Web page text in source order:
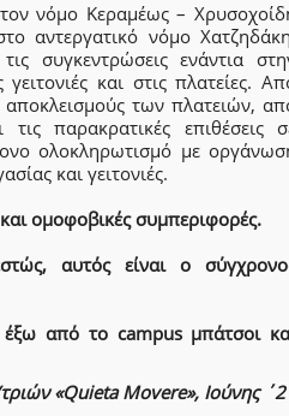
νόμο Κεραμέως –
αντεργατικό νόμο
συγκεντρώσεις ενάντια
και στις πλατείες.
των πλατειών,
τις παρακρατικές επιθέσεις
ολοκληρωτισμό με
και γειτονιές.
και ομοφοβικές συμπεριφορές.
αυτός είναι ο
από το campus μπάτσοι
«Quieta Movere», Ιούνης